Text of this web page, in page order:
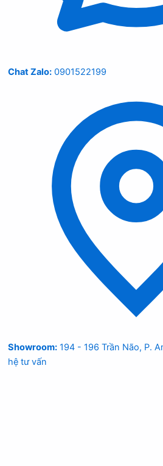
Chat Zalo: 0901522199
Showroom: 194 - 196 Trần Não, P.
hệ tư vấn